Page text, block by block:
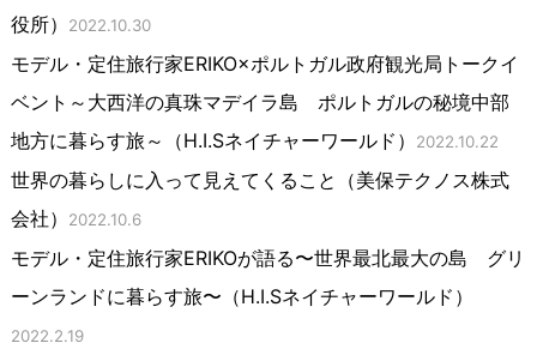
役所）
2022.10.30
モデル・定住旅行家ERIKO×ポルトガル政府観光局トークイ
ベント～大西洋の真珠マデイラ島 ポルトガルの秘境中部
地方に暮らす旅～（H.I.Sネイチャーワールド）
2022.10.22
世界の暮らしに入って見えてくること（美保テクノス株式
会社）
2022.10.6
モデル・定住旅行家ERIKOが語る〜世界最北最大の島 グリ
ーンランドに暮らす旅〜（H.I.Sネイチャーワールド）
2022.2.19